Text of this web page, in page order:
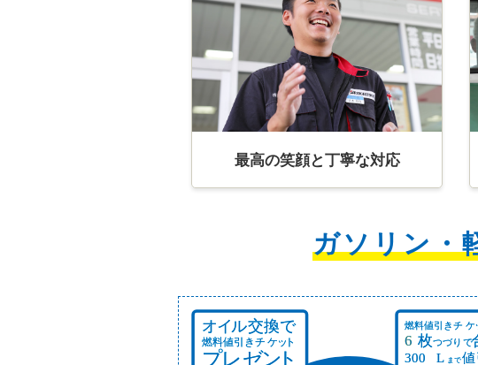
最高の笑顔と丁寧な対応
ガソリン・